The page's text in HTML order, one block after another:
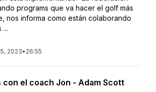
programs que va hacer el golf más
nos informa como están colaborando
...
2023• 26:55
con el coach Jon - Adam Scott